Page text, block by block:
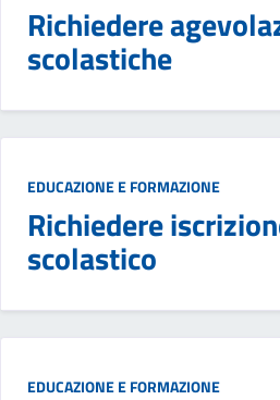
Richiedere
scolastiche
EDUCAZIONE E FORMAZIONE
Richiedere
scolastico
EDUCAZIONE E FORMAZIONE